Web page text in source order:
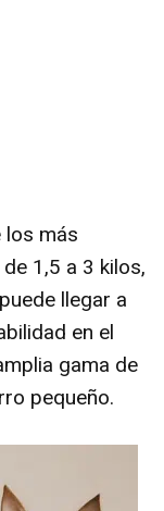
los más
1,5 a 3 kilos,
llegar a
en el
gama de
pequeño.